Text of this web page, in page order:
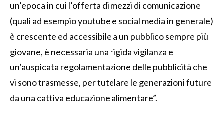
un’epoca in cui l’offerta di mezzi di comunicazione
(quali ad esempio youtube e social media in generale)
è crescente ed accessibile a un pubblico sempre più
giovane, è necessaria una rigida vigilanza e
un’auspicata regolamentazione delle pubblicità che
vi sono trasmesse, per tutelare le generazioni future
da una cattiva educazione alimentare”.